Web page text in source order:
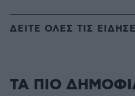
ΔΕΙΤΕ ΟΛΕΣ ΤΙΣ
ΤΑ ΠΙΟ